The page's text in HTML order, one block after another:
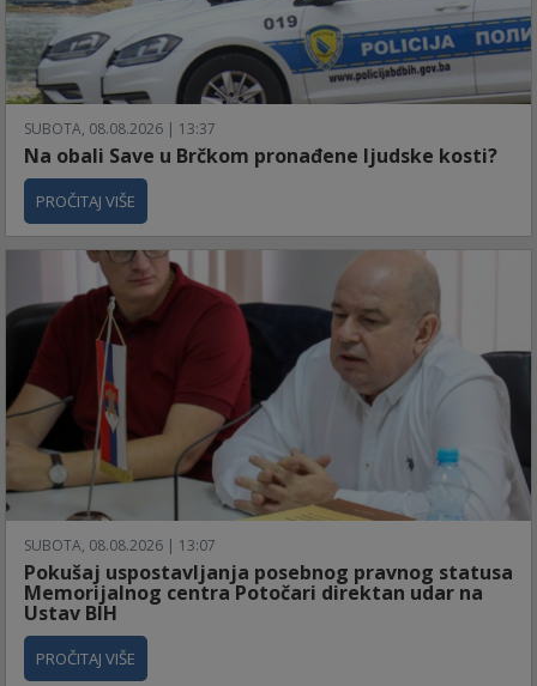
SUBOTA, 08.08.2026 | 13:37
Na obali Save u Brčkom pronađene ljudske kosti?
PROČITAJ VIŠE
SUBOTA, 08.08.2026 | 13:07
Pokušaj uspostavljanja posebnog pravnog statusa
Memorijalnog centra Potočari direktan udar na
Ustav BIH
PROČITAJ VIŠE